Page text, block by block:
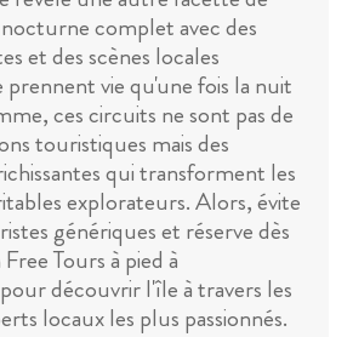
complet avec des
et des scènes locales
prennent vie qu'une fois la nuit
ces circuits ne sont pas de
touristiques mais des
qui transforment les
explorateurs. Alors, évite
génériques et réserve dès
Tours à pied à
découvrir l'île à travers les
locaux les plus passionnés.